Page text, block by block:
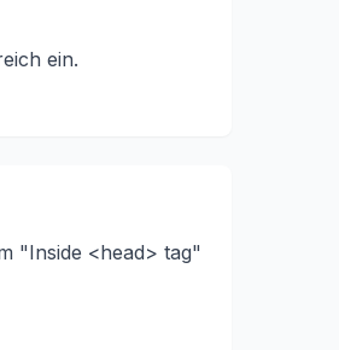
ein.
"Inside <head> tag"